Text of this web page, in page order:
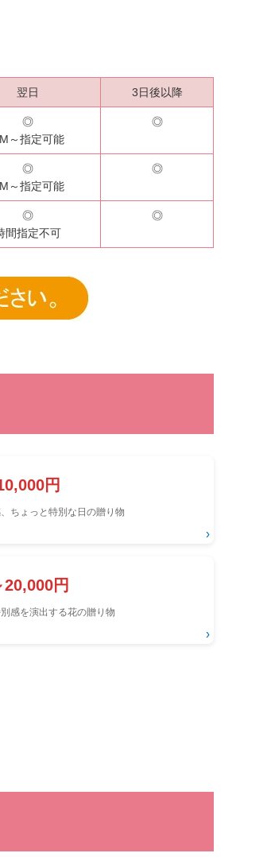
翌日 3日後以降
◎
～指定可能
◎
◎
～指定可能
◎
◎
間指定不可
◎
円
ちょっと特別な日の贈り物
›
円
感を演出する花の贈り物
›